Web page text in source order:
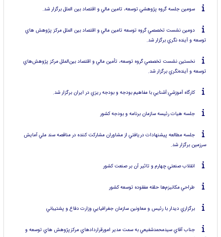
سومين جلسه گروه پژوهشي توسعه، تامين مالي و اقتصاد بين الملل برگزار شد.
دومين نشست تخصصي گروه توسعه تامين مالي و اقتصاد بين الملل مركز پژوهش هاي
توسعه و آينده نگري برگزار شد.
نخستين نشست تخصصي گروه توسعه، تأمين مالي و اقتصاد بين‌الملل مركز پژوهش‌هاي
توسعه و آينده‌نگري برگزار شد.
كارگاه آموزشي:آشنايي با مفاهيم بودجه و بودجه ريزي در ايران برگزار شد.
جلسه هيات رئيسه سازمان برنامه و بودجه كشور
جلسه مطالعه پيشنهادات دريافتي از مشاوران مشاركت كننده در مناقصه سند ملي آمايش
سرزمين برگزار شد.
انقلاب صنعتي چهارم و تاثير آن بر صنعت كشور
طراحي مكانيزم‌ها حلقه مفقوده توسعه كشور
برگزاري ديدار با رئيس و معاونين سازمان جغرافيايي وزارت دفاع و پشتيباني
جناب آقاي سيدمحمدشفيعي به سمت مدير امورقراردادهاي مركزپژوهش هاي توسعه و